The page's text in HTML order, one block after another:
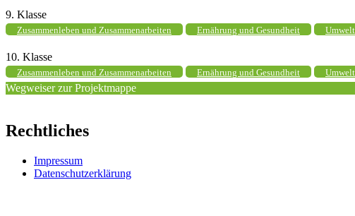
9. Klasse
Zusammenleben und Zusammenarbeiten Ernährung und Gesundheit
10. Klasse
Zusammenleben und Zusammenarbeiten Ernährung und Gesundheit
Wegweiser zur Projektmappe
Rechtliches
Impressum
Datenschutzerklärung